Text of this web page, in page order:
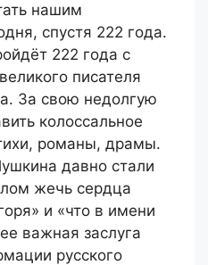
нашим
спустя 222 года.
222 года с
писателя
За свою недолгую
колоссальное
романы, драмы.
давно стали
жечь сердца
и «что в имени
важная заслуга
русского